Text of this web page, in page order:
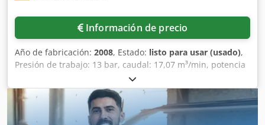
Información de precio
Año de fabricación: 2008, Estado: listo para usar (usado),
Presión de trabajo: 13 bar, caudal: 17,07 m³/min, potencia
del motor: 90 kW, velocidad del motor: 3480 rpm, peso:
aprox. 1750 kg. El convertidor de frecuencia de la máquina
está defectuoso. Es posible realizar una inspección in situ.
Dodpfx Acjxmkc To Ueck